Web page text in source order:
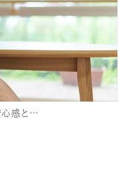
心感と…